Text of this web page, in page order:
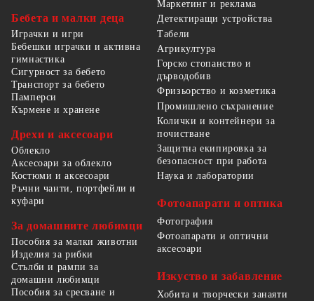
Бебета и малки деца
Играчки и игри
Бебешки играчки и активна
гимнастика
Сигурност за бебето
Транспорт за бебето
Памперси
Кърмене и хранене
Дрехи и аксесоари
Облекло
Аксесоари за облекло
Костюми и аксесоари
Ръчни чанти, портфейли и
куфари
За домашните любимци
Пособия за малки животни
Изделия за рибки
Стълби и рампи за
домашни любимци
Пособия за сресване и
Маркетинг и реклама
Детектиращи устройства
Табели
Агрикултура
Горско стопанство и
дърводобив
Фризьорство и козметика
Промишлено съхранение
Колички и контейнери за
почистване
Защитна екипировка за
безопасност при работа
Наука и лаборатории
Фотоапарати и оптика
Фотография
Фотоапарати и оптични
аксесоари
Изкуство и забавление
Хобита и творчески занаяти